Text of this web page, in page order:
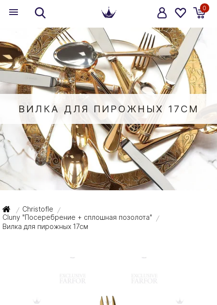
0
ВИЛКА ДЛЯ ПИРОЖНЫХ 17СМ
/ Christofle /
Cluny "Посеребрение + сплошная позолота" /
Вилка для пирожных 17см